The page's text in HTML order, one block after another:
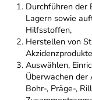
Durchführen der
Lagern sowie
Hilfsstoffen,
Herstellen von
Auswählen,
Überwachen der
Bohr-, Präge-,